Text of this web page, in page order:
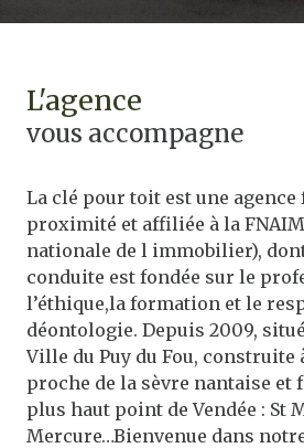
l'agence
vous accompagne
La clé pour toit est une
proximité et affiliée à la
nationale de l immobilier),
conduite est fondée sur le
l’éthique,la formation et le
déontologie. Depuis 2009,
Ville du Puy du Fou, construite
proche de la sèvre nantaise et
plus haut point de Vendée : St
Mercure…Bienvenue dans